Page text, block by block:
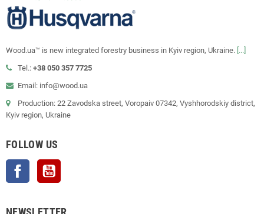
Wood.ua™ is new integrated forestry business in Kyiv region, Ukraine. [...]
Tel.: +38 050 357 7725
Email: info@wood.ua
Production: 22 Zavodska street, Voropaiv 07342, Vyshhorodskiy district,
Kyiv region, Ukraine
FOLLOW US
Facebook